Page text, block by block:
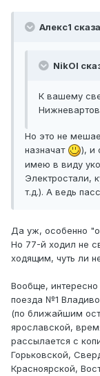
Алекс1
NikOl
К вашему
Но это не
назначат
), и
имею в виду
Электростали,
т.д.). А ведь
Да уж, особенно
Но 77-й ходил не
ходящим, чуть ли
Вообще,
поезда №1
(по ближайшим
ярославской,
рассылается с
Горьковской,
Красноярской,